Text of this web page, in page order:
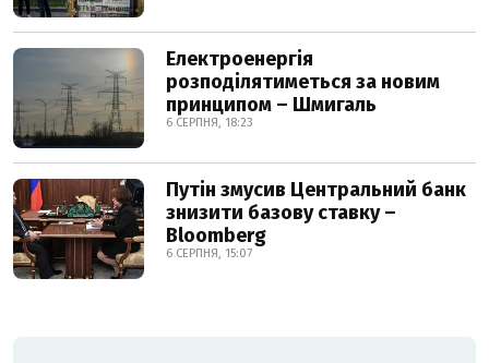
Електроенергія
розподілятиметься за новим
принципом – Шмигаль
6 СЕРПНЯ, 18:23
Путін змусив Центральний банк
знизити базову ставку –
Bloomberg
6 СЕРПНЯ, 15:07